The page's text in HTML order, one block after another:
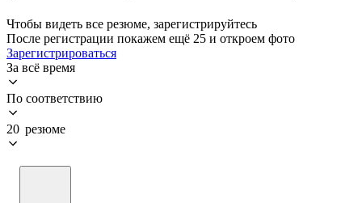
Чтобы видеть все резюме, зарегистрируйтесь
После регистрации покажем ещё 25 и откроем фото
Зарегистрироваться
За всё время
По соответствию
20 резюме